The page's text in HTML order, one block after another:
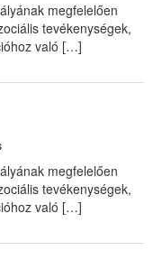
megfelelően
tevékenységek,
való […]
megfelelően
tevékenységek,
való […]